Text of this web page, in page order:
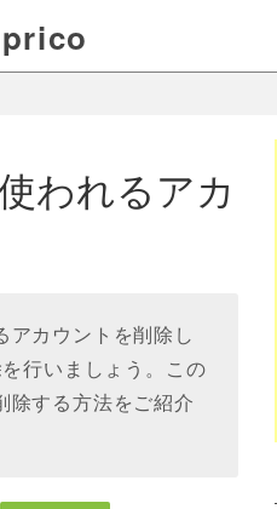
われるアカ
カウントを削除し
行いましょう。この
する方法をご紹介